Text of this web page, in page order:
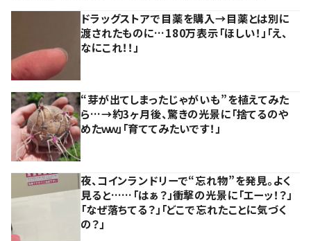
ドラッグストアで目薬を購入→目薬とは別に
渡されたものに…180万表示「ほしい！」「え、
なにこれ！！」
“芽が出てしまったじゃがいも”を植えてみた
ら…→約3ヶ月後、驚きの光景に「捨てるのや
めたｗｗ」「育ててみたいです！」
夜、コインランドリーで“忘れ物”を発見。よく
見ると……「はぁ？」衝撃の光景に「エーッ！？」
「なぜ落ちてる？」「どこで忘れたことに気づく
の？」